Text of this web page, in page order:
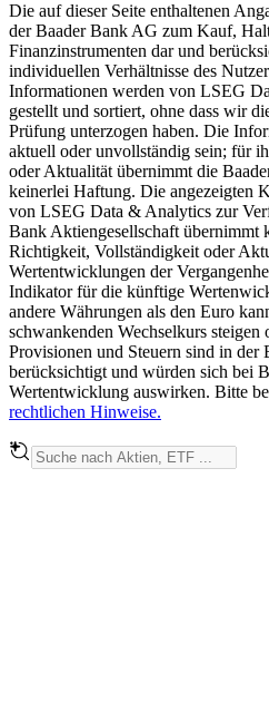
Die auf dieser Seite enthaltenen
der Baader Bank AG zum Kauf,
Finanzinstrumenten dar und
individuellen Verhältnisse des
Informationen werden von LSEG
gestellt und sortiert, ohne dass wir
Prüfung unterzogen haben. Die
aktuell oder unvollständig sein; für
oder Aktualität übernimmt die
keinerlei Haftung. Die angezeigten
von LSEG Data & Analytics zur
Bank Aktiengesellschaft übernimmt
Richtigkeit, Vollständigkeit oder
Wertentwicklungen der
Indikator für die künftige
andere Währungen als den Euro
schwankenden Wechselkurs
Provisionen und Steuern sind in der
berücksichtigt und würden sich bei
Wertentwicklung auswirken. Bitte
rechtlichen Hinweise.